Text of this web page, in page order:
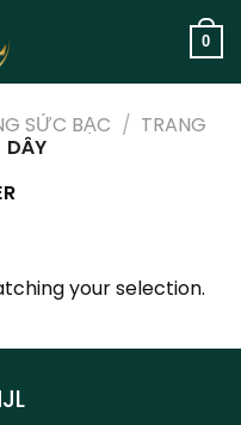
0
SỨC BẠC / TRANG
DÂY
your selection.